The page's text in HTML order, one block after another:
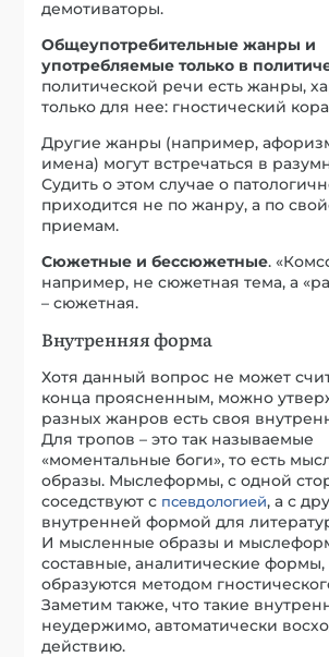
демотиваторы.
Общеупотребительные жанры и
употребляемые только в
политической речи есть жанры,
только для нее: гностический
Другие жанры (например,
имена) могут встречаться в
Судить о этом случае о
приходится не по жанру, а по
приемам.
Сюжетные и бессюжетные.
например, не сюжетная тема, а
– сюжетная.
Внутренняя форма
Хотя данный вопрос не может
конца проясненным, можно
разных жанров есть своя
Для тропов – это так называемые
«моментальные боги», то есть
образы. Мыслеформы, с одной
соседствуют с псевдологией, а с
внутренней формой для
И мысленные образы и
составные, аналитические формы,
образуются методом
Заметим также, что такие
неудержимо, автоматически
действию.